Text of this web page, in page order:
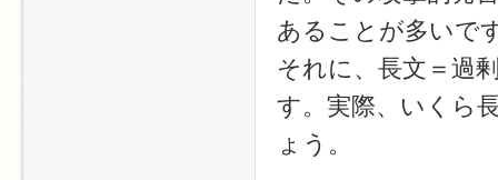
あることが多いで
それに、長文＝過
す。実際、いくら
ょう。